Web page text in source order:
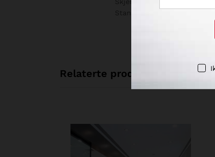
Standard format på
Relaterte produkter